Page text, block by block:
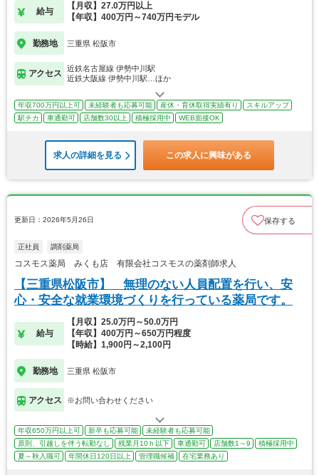
給与
【月収】27.0万円以上
【年収】400万円～740万円モデル
勤務地 三重県 松阪市
アクセス
近鉄名古屋線 伊勢中川駅
近鉄大阪線 伊勢中川駅…ほか
年収700万円以上可 未経験者も応募可能 産休・育休取得実績有り
スキルアップ
駅チカ
車通勤可 店舗数30以上 積極採用中 WEB面接OK
求人の詳細を見る この求人に興味がある
更新日：2026年5月26日 保存する
正社員 調剤薬局
コスモス薬局 みくも店 有限会社コスモスの薬剤師求人
【三重県松阪市】 無理のない人員配置を行い、安
心・安全な就業環境づくりを行っている薬局です。
給与
【月収】25.0万円～50.0万円
【年収】400万円～650万円程度
【時給】1,900円～2,100円
勤務地 三重県 松阪市
アクセス ※お問い合わせください
年収650万円以上可 新卒も応募可能
未経験者も応募可能
原則、引越しを伴う転勤なし
残業月10ｈ以下 車通勤可 店舗数1～9
積極採用中
夏～秋入職可
年間休日120日以上 管理職候補 在宅業務あり